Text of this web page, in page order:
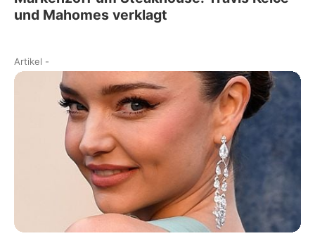
und Mahomes verklagt
Artikel -